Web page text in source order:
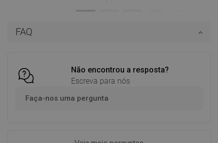
FAQ
Não encontrou a resposta?
Escreva para nós
Faça-nos uma pergunta